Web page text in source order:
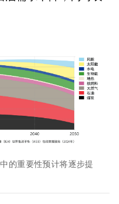
的重要性预计将逐步提